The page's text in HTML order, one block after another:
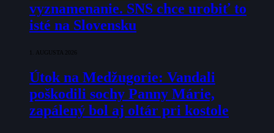
vyznamenanie. SNS chce urobiť to
isté na Slovensku
1. AUGUSTA 2026
Útok na Medžugorie: Vandali
poškodili sochy Panny Márie,
zapálený bol aj oltár pri kostole